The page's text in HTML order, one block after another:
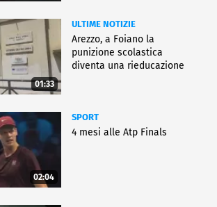
01:33
ULTIME NOTIZIE
Arezzo, a Foiano la
punizione scolastica
diventa una rieducazione
02:04
SPORT
4 mesi alle Atp Finals